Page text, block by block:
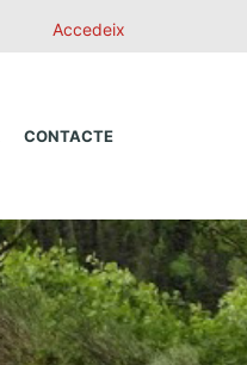
Accedeix
CONTACTE